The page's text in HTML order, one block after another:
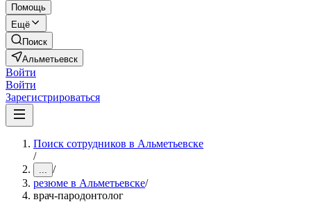
Помощь
Ещё
Поиск
Альметьевск
Войти
Войти
Зарегистрироваться
Поиск сотрудников в Альметьевске
/
... /
резюме в Альметьевске/
врач-пародонтолог